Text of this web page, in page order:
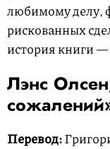
любимому делу,
рискованных
история книги —
Лэнс
Перевод: